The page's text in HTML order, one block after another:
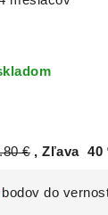
€ Zľava 40
bodov do